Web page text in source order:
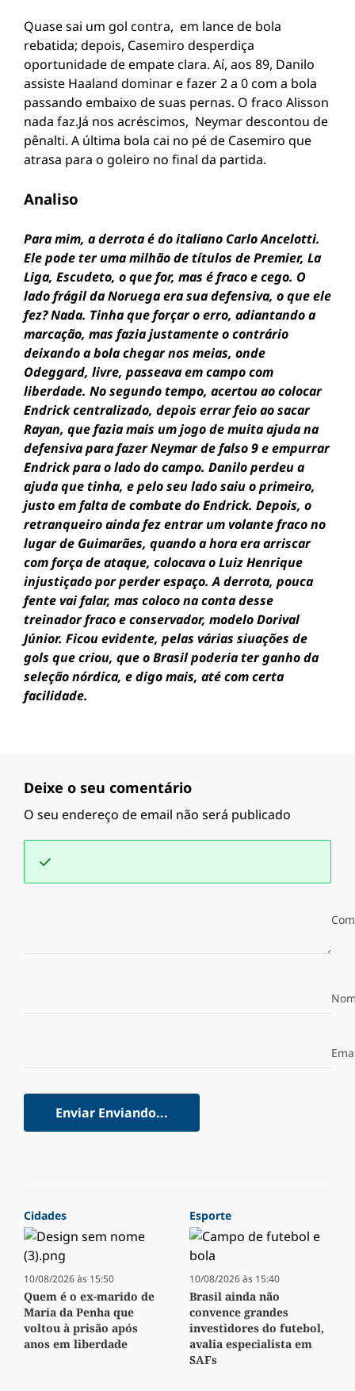
Quase sai um gol contra, em lance de bola
rebatida; depois, Casemiro desperdiça
oportunidade de empate clara. Aí, aos 89, Danilo
assiste Haaland dominar e fazer 2 a 0 com a bola
passando embaixo de suas pernas. O fraco Alisson
nada faz.Já nos acréscimos, Neymar descontou de
pênalti. A última bola cai no pé de Casemiro que
atrasa para o goleiro no final da partida.
Analiso
Para mim, a derrota é do italiano Carlo Ancelotti.
Ele pode ter uma milhão de títulos de Premier, La
Liga, Escudeto, o que for, mas é fraco e cego. O
lado frágil da Noruega era sua defensiva, o que ele
fez? Nada. Tinha que forçar o erro, adiantando a
marcação, mas fazia justamente o contrário
deixando a bola chegar nos meias, onde
Odeggard, livre, passeava em campo com
liberdade. No segundo tempo, acertou ao colocar
Endrick centralizado, depois errar feio ao sacar
Rayan, que fazia mais um jogo de muita ajuda na
defensiva para fazer Neymar de falso 9 e empurrar
Endrick para o lado do campo. Danilo perdeu a
ajuda que tinha, e pelo seu lado saiu o primeiro,
justo em falta de combate do Endrick. Depois, o
retranqueiro ainda fez entrar um volante fraco no
lugar de Guimarães, quando a hora era arriscar
com força de ataque, colocava o Luiz Henrique
injustiçado por perder espaço. A derrota, pouca
fente vai falar, mas coloco na conta desse
treinador fraco e conservador, modelo Dorival
Júnior. Ficou evidente, pelas várias siuações de
gols que criou, que o Brasil poderia ter ganho da
seleção nórdica, e digo mais, até com certa
facilidade.
Deixe o seu comentário
O seu endereço de email não será publicado
Enviar Enviando...
Cidades
10/08/2026 às 15:50
Quem é o ex-marido de
Maria da Penha que
voltou à prisão após
anos em liberdade
Esporte
10/08/2026 às 15:40
Brasil ainda não
convence grandes
investidores do futebol,
avalia especialista em
SAFs